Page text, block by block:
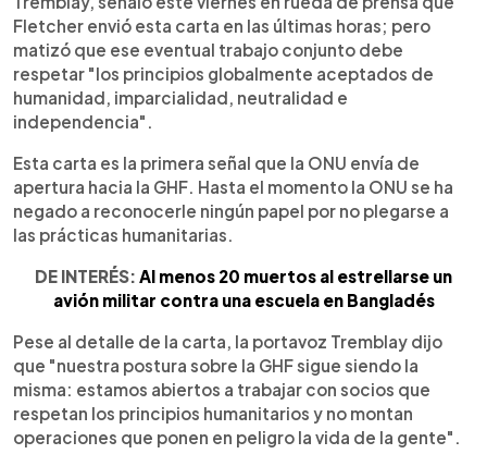
Fletcher envió esta carta en las últimas horas; pero
matizó que ese eventual trabajo conjunto debe
respetar "los principios globalmente aceptados de
humanidad, imparcialidad, neutralidad e
independencia".
Esta carta es la primera señal que la ONU envía de
apertura hacia la GHF. Hasta el momento la ONU se ha
negado a reconocerle ningún papel por no plegarse a
las prácticas humanitarias.
DE INTERÉS: Al menos 20 muertos al estrellarse un
avión militar contra una escuela en Bangladés
Pese al detalle de la carta, la portavoz Tremblay dijo
que "nuestra postura sobre la GHF sigue siendo la
misma: estamos abiertos a trabajar con socios que
respetan los principios humanitarios y no montan
operaciones que ponen en peligro la vida de la gente".